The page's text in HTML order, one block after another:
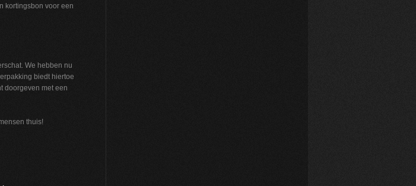
kortingsbon voor een
We hebben nu
biedt hiertoe
doorgeven met een
thuis!